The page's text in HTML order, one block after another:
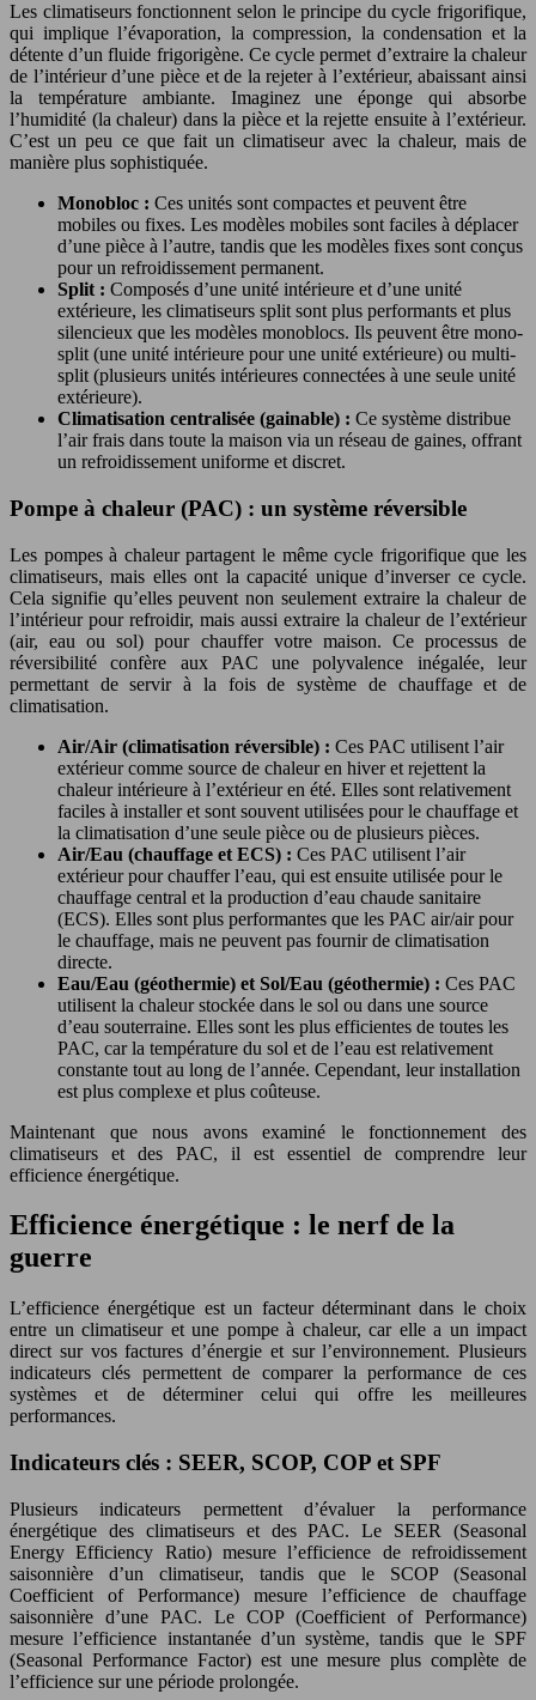
Les climatiseurs fonctionnent selon le principe du cycle frigorifique,
qui implique l’évaporation, la compression, la condensation et la
détente d’un fluide frigorigène. Ce cycle permet d’extraire la chaleur
de l’intérieur d’une pièce et de la rejeter à l’extérieur, abaissant ainsi
la température ambiante. Imaginez une éponge qui absorbe
l’humidité (la chaleur) dans la pièce et la rejette ensuite à l’extérieur.
C’est un peu ce que fait un climatiseur avec la chaleur, mais de
manière plus sophistiquée.
Monobloc : Ces unités sont compactes et peuvent être
mobiles ou fixes. Les modèles mobiles sont faciles à déplacer
d’une pièce à l’autre, tandis que les modèles fixes sont conçus
pour un refroidissement permanent.
Split : Composés d’une unité intérieure et d’une unité
extérieure, les climatiseurs split sont plus performants et plus
silencieux que les modèles monoblocs. Ils peuvent être mono-
split (une unité intérieure pour une unité extérieure) ou multi-
split (plusieurs unités intérieures connectées à une seule unité
extérieure).
Climatisation centralisée (gainable) : Ce système distribue
l’air frais dans toute la maison via un réseau de gaines, offrant
un refroidissement uniforme et discret.
Pompe à chaleur (PAC) : un système réversible
Les pompes à chaleur partagent le même cycle frigorifique que les
climatiseurs, mais elles ont la capacité unique d’inverser ce cycle.
Cela signifie qu’elles peuvent non seulement extraire la chaleur de
l’intérieur pour refroidir, mais aussi extraire la chaleur de l’extérieur
(air, eau ou sol) pour chauffer votre maison. Ce processus de
réversibilité confère aux PAC une polyvalence inégalée, leur
permettant de servir à la fois de système de chauffage et de
climatisation.
Air/Air (climatisation réversible) : Ces PAC utilisent l’air
extérieur comme source de chaleur en hiver et rejettent la
chaleur intérieure à l’extérieur en été. Elles sont relativement
faciles à installer et sont souvent utilisées pour le chauffage et
la climatisation d’une seule pièce ou de plusieurs pièces.
Air/Eau (chauffage et ECS) : Ces PAC utilisent l’air
extérieur pour chauffer l’eau, qui est ensuite utilisée pour le
chauffage central et la production d’eau chaude sanitaire
(ECS). Elles sont plus performantes que les PAC air/air pour
le chauffage, mais ne peuvent pas fournir de climatisation
directe.
Eau/Eau (géothermie) et Sol/Eau (géothermie) : Ces PAC
utilisent la chaleur stockée dans le sol ou dans une source
d’eau souterraine. Elles sont les plus efficientes de toutes les
PAC, car la température du sol et de l’eau est relativement
constante tout au long de l’année. Cependant, leur installation
est plus complexe et plus coûteuse.
Maintenant que nous avons examiné le fonctionnement des
climatiseurs et des PAC, il est essentiel de comprendre leur
efficience énergétique.
Efficience énergétique : le nerf de la
guerre
L’efficience énergétique est un facteur déterminant dans le choix
entre un climatiseur et une pompe à chaleur, car elle a un impact
direct sur vos factures d’énergie et sur l’environnement. Plusieurs
indicateurs clés permettent de comparer la performance de ces
systèmes et de déterminer celui qui offre les meilleures
performances.
Indicateurs clés : SEER, SCOP, COP et SPF
Plusieurs indicateurs permettent d’évaluer la performance
énergétique des climatiseurs et des PAC. Le SEER (Seasonal
Energy Efficiency Ratio) mesure l’efficience de refroidissement
saisonnière d’un climatiseur, tandis que le SCOP (Seasonal
Coefficient of Performance) mesure l’efficience de chauffage
saisonnière d’une PAC. Le COP (Coefficient of Performance)
mesure l’efficience instantanée d’un système, tandis que le SPF
(Seasonal Performance Factor) est une mesure plus complète de
l’efficience sur une période prolongée.